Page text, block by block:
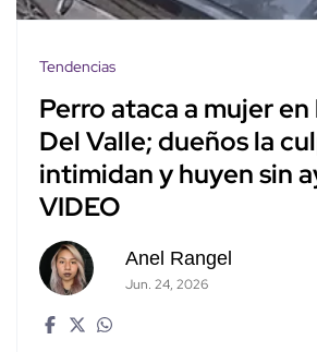
Tendencias
Perro ataca a mujer
Del Valle; dueños la
intimidan y huyen sin
VIDEO
Anel Rangel
Jun. 24, 2026